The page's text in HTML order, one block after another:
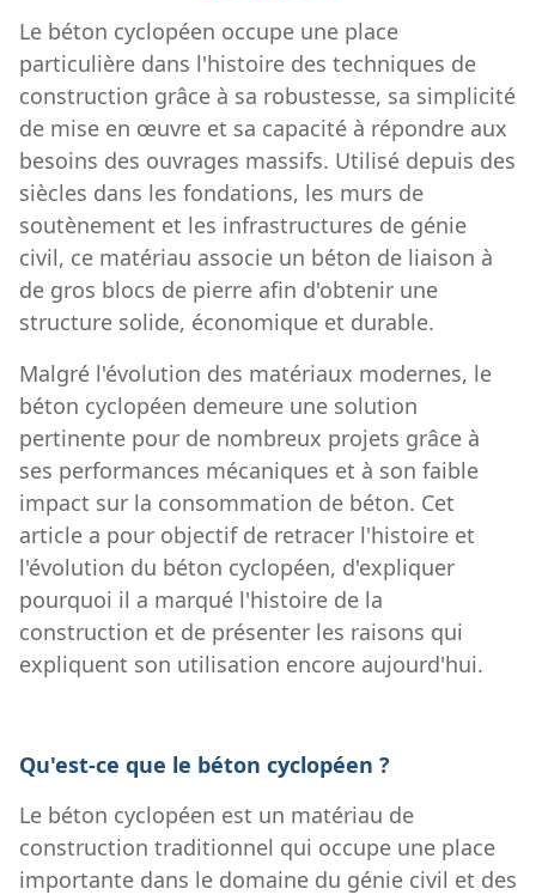
Le béton cyclopéen occupe une place
particulière dans l'histoire des techniques de
construction grâce à sa robustesse, sa simplicité
de mise en œuvre et sa capacité à répondre aux
besoins des ouvrages massifs. Utilisé depuis des
siècles dans les fondations, les murs de
soutènement et les infrastructures de génie
civil, ce matériau associe un béton de liaison à
de gros blocs de pierre afin d'obtenir une
structure solide, économique et durable.
Malgré l'évolution des matériaux modernes, le
béton cyclopéen demeure une solution
pertinente pour de nombreux projets grâce à
ses performances mécaniques et à son faible
impact sur la consommation de béton. Cet
article a pour objectif de retracer l'histoire et
l'évolution du béton cyclopéen, d'expliquer
pourquoi il a marqué l'histoire de la
construction et de présenter les raisons qui
expliquent son utilisation encore aujourd'hui.
Qu'est-ce que le béton cyclopéen ?
Le béton cyclopéen est un matériau de
construction traditionnel qui occupe une place
importante dans le domaine du génie civil et des